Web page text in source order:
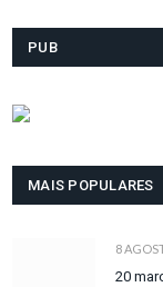
PUB
MAIS POPULARES
8
20